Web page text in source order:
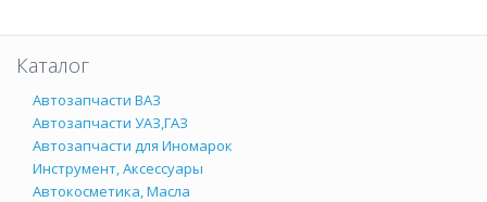
Каталог
Автозапчасти ВАЗ
Автозапчасти УАЗ,ГАЗ
Автозапчасти для Иномарок
Инструмент, Аксессуары
Автокосметика, Масла